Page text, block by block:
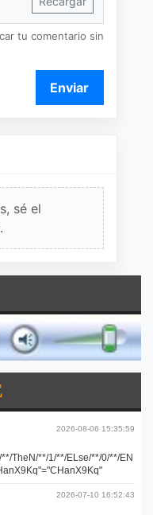
tu comentario sin
Enviar
sé el